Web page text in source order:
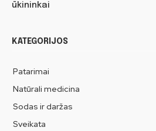
ūkininkai
KATEGORIJOS
Patarimai
Natūrali medicina
Sodas ir daržas
Sveikata